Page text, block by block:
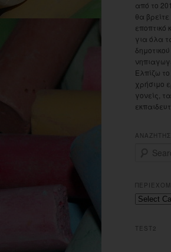
από το
θα
εποπτικό
για όλα
Ελπίζω
χρήσιμο
γονείς,
r
c
h
Π
TEST2